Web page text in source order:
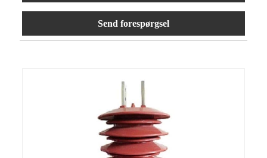
Send forespørgsel